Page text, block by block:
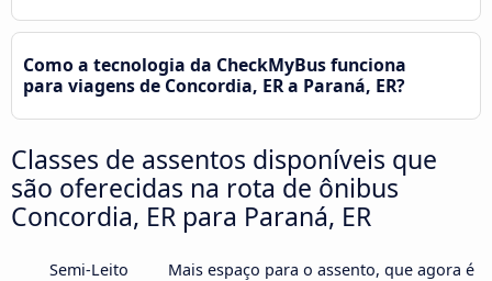
Como a tecnologia da CheckMyBus funciona
para viagens de Concordia, ER a Paraná, ER?
Classes de assentos disponíveis que
são oferecidas na rota de ônibus
Concordia, ER para Paraná, ER
Semi-Leito
Mais espaço para o assento, que agora é